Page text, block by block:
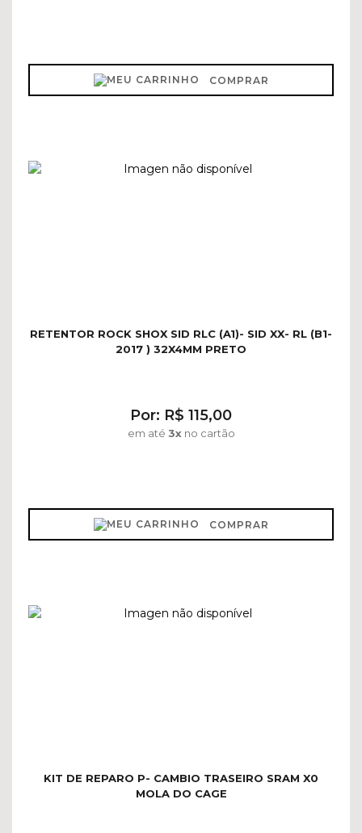
COMPRAR
RETENTOR ROCK SHOX SID RLC (A1)- SID XX- RL (B1-
2017 ) 32X4MM PRETO
Por: R$ 115,00
em até 3xno cartão
COMPRAR
KIT DE REPARO P- CAMBIO TRASEIRO SRAM X0
MOLA DO CAGE